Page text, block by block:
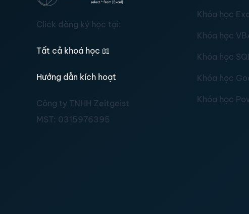
Click đăng ký học tại:
Tất cả khoá học 📖
Hướng dẫn kích hoạt
Công ty TNHH Zeitgeist
MST: 0315976395
Khóa học
Khóa học
Khóa học
Khóa học
Khóa học